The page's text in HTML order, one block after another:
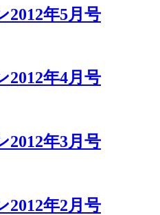
2012年5月号
2012年4月号
2012年3月号
2012年2月号